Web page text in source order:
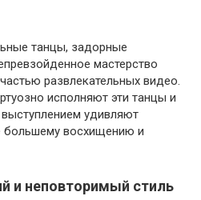
танцы, задорные
мастерство
развлекательных видео.
исполняют эти танцы и
удивляют
большему восхищению и
и неповторимый стиль